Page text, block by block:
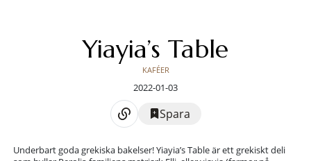
Yiayia’s Table
KAFÉER
2022-01-03
Spara
Underbart goda grekiska bakelser! Yiayia’s Table är ett grekiskt deli